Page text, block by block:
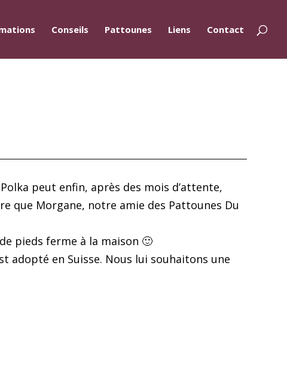
Conseils Pattounes Liens Contact
peut enfin, après des mois d’attente,
que Morgane, notre amie des Pattounes Du
pieds ferme à la maison 🙂
adopté en Suisse. Nous lui souhaitons une